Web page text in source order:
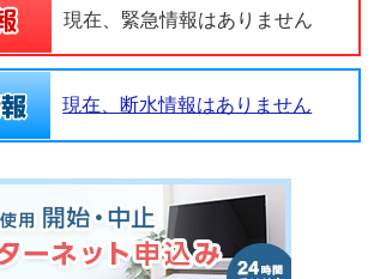
現在、緊急情報はありません
現在、断水情報はありません